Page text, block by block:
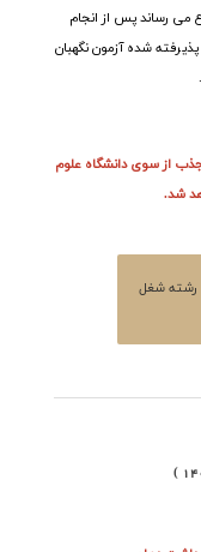
می رساند پس از انجام
شده آزمون نگهبان
جذب از سوی دانشگاه علوم
شد.
رشته شغل
(